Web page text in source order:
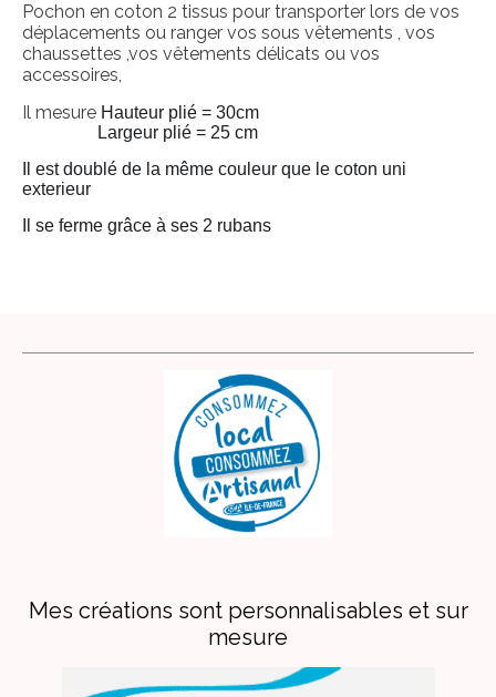
Pochon en coton 2 tissus pour transporter lors de vos
déplacements ou ranger vos sous vêtements , vos
chaussettes ,vos vêtements délicats ou vos
accessoires,
Il mesure Hauteur plié = 30cm
Largeur plié = 25 cm
Il est doublé de la même couleur que le coton uni
exterieur
Il se ferme grâce à ses 2 rubans
Mes créations sont personnalisables et sur
mesure